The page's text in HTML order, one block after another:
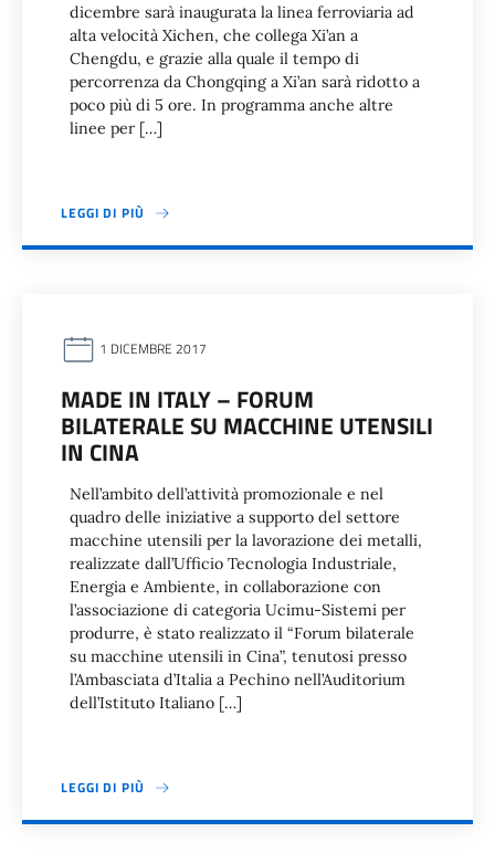
dicembre sarà inaugurata la linea ferroviaria ad
alta velocità Xichen, che collega Xi’an a
Chengdu, e grazie alla quale il tempo di
percorrenza da Chongqing a Xi’an sarà ridotto a
poco più di 5 ore. In programma anche altre
linee per […]
LEGGI DI PIÙ
1 DICEMBRE 2017
MADE IN ITALY – FORUM
BILATERALE SU MACCHINE UTENSILI
IN CINA
Nell’ambito dell’attività promozionale e nel
quadro delle iniziative a supporto del settore
macchine utensili per la lavorazione dei metalli,
realizzate dall’Ufficio Tecnologia Industriale,
Energia e Ambiente, in collaborazione con
l’associazione di categoria Ucimu-Sistemi per
produrre, è stato realizzato il “Forum bilaterale
su macchine utensili in Cina”, tenutosi presso
l’Ambasciata d’Italia a Pechino nell’Auditorium
dell’Istituto Italiano […]
LEGGI DI PIÙ